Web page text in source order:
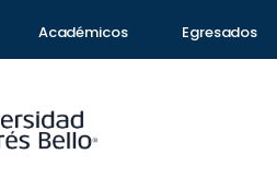
Académicos Egresados